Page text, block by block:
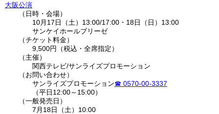
大阪公演
日時・会場
10月17日（土）13:00/17:00 ・ 18日（日）13:00
サンケイホールブリーゼ
チケット料金
9,500円（税込・全席指定）
主催
関西テレビ/サンライズプロモーション
お問い合わせ
サンライズプロモーション
0570-00-3337
（平日12:00～15:00）
一般発売日
7月18日（土）10:00